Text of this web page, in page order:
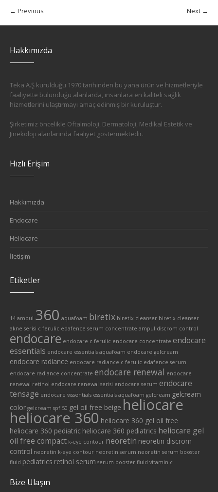
← Previous Next →
Hakkımızda
Teka A.Ş kurulduğu 1970 tarihinden bu yana ürün ve hizmetleriyle
faaliyette bulunduğu alanlarda, insanlara en kaliteli sağlık
hizmetlerini ulaştırmayı amaç edinmiş bir kuruluştur.
Şirketimiz öncelikle Oftalmoloji, Dermatoloji, Medikal Estetik ve
Jinekoloji alanlarında faaliyet göstermektedir.
Hızlı Erişim
Hakkımızda
Endocare
Heliocare
İletişim
Etiketler
14 ampul 360 aquafoam biretix biretix cleanser biretix cleanser
akne serisi c ferulic edafence serum concentrate ampul discrom control
endocare endocare c ferulic endocare concentrate endocare
essentials endocare essentials aquafoam endocare gelcream
endocare radiance endocare radiance c ferulic edafence serum
endocare radiance concentrate endocare renewal endocare
renewal retinol endocare renewal serisi endocare serum endocare
tensage endocare wssentials essentials aquafoam gelcream gelcream
color gelcream spf 50 gel oil free beige heliocare
heliocare 360 heliocare 360 gel oil free
heliocare 360 pediatric heliocare 360 pediatrics heliocare gel
oil free compact k-eye contour neoretin neoretin discrom
control neoretin k-eye contour neoretin serum neoretin serum booster
fluid pediatrics retinol serum serum booster fluid vitamin c
Bize Ulaşın